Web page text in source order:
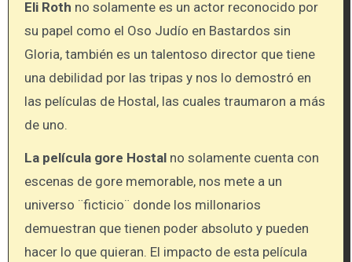
Eli Roth no solamente es un actor reconocido por
su papel como el Oso Judío en Bastardos sin
Gloria, también es un talentoso director que tiene
una debilidad por las tripas y nos lo demostró en
las películas de Hostal, las cuales traumaron a más
de uno.
La película gore Hostalno solamente cuenta con
escenas de gore memorable, nos mete a un
universo ¨ficticio¨ donde los millonarios
demuestran que tienen poder absoluto y pueden
hacer lo que quieran. El impacto de esta película